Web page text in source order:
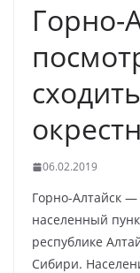
Горно-
06.02.2019
Горно-Алтайск
населенный
республике
Сибири.